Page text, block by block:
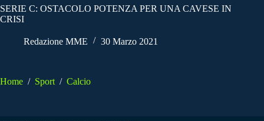
SERIE C: OSTACOLO POTENZA PER UNA CAVESE IN
CRISI
Redazione MME 30 Marzo 2021
Home / Sport / Calcio